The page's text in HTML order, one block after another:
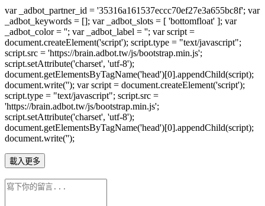
var _adbot_partner_id = '35316a161537eccc70ef27e3a655bc8f'; var
_adbot_keywords = []; var _adbot_slots = [ 'bottomfloat' ]; var
_adbot_color = ''; var _adbot_label = ''; var script =
document.createElement('script'); script.type = "text/javascript";
script.src = 'https://brain.adbot.tw/js/bootstrap.min.js';
script.setAttribute('charset', 'utf-8');
document.getElementsByTagName('head')[0].appendChild(script);
document.write(''); var script = document.createElement('script');
script.type = "text/javascript"; script.src =
'https://brain.adbot.tw/js/bootstrap.min.js';
script.setAttribute('charset', 'utf-8');
document.getElementsByTagName('head')[0].appendChild(script);
document.write('');
載入更多